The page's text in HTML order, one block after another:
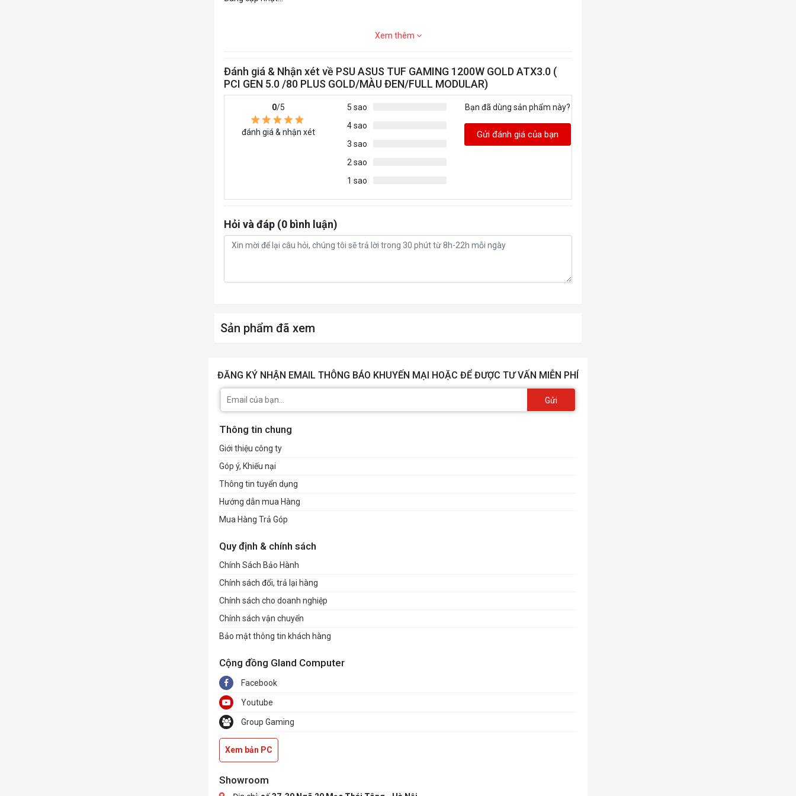
Xem thêm
Đánh giá & Nhận xét về PSU ASUS TUF GAMING 1200W GOLD ATX3.0 (
PCI GEN 5.0 /80 PLUS GOLD/MÀU ĐEN/FULL MODULAR)
0/5
đánh giá & nhận xét
5 sao
4 sao
3 sao
2 sao
1 sao
Bạn đã dùng sản phẩm này?
Gửi đánh giá của bạn
Hỏi và đáp (0 bình luận)
Sản phẩm đã xem
ĐĂNG KÝ NHẬN EMAIL THÔNG BÁO KHUYẾN MẠI HOẶC ĐỂ ĐƯỢC TƯ VẤN MIỄN PHÍ
Gửi
Thông tin chung
Giới thiệu công ty
Góp ý, Khiếu nại
Thông tin tuyển dụng
Hướng dẫn mua Hàng
Mua Hàng Trả Góp
Quy định & chính sách
Chính Sách Bảo Hành
Chính sách đổi, trả lại hàng
Chính sách cho doanh nghiệp
Chính sách vận chuyển
Bảo mật thông tin khách hàng
Cộng đồng Gland Computer
Facebook
Youtube
Group Gaming
Xem bản PC
Showroom